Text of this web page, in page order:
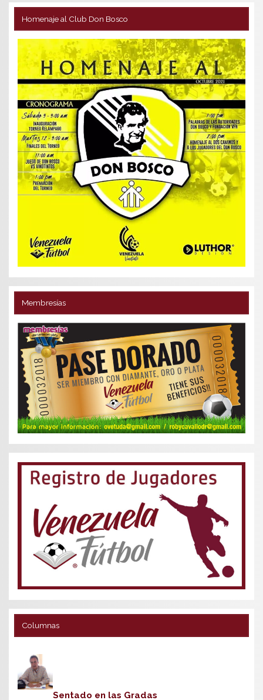
Homenaje al Club Don Bosco
Membresías
Columnas
Sentado en las Gradas